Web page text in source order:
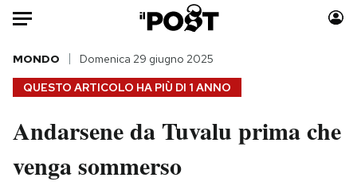
Auto
HOME
Italia
Politica
Moda
QUESTO ARTICOLO HA PIÙ DI 1 ANNO
MONDO Domenica 29 giugno 2025
Andarsene da Tuvalu prima che
venga sommerso